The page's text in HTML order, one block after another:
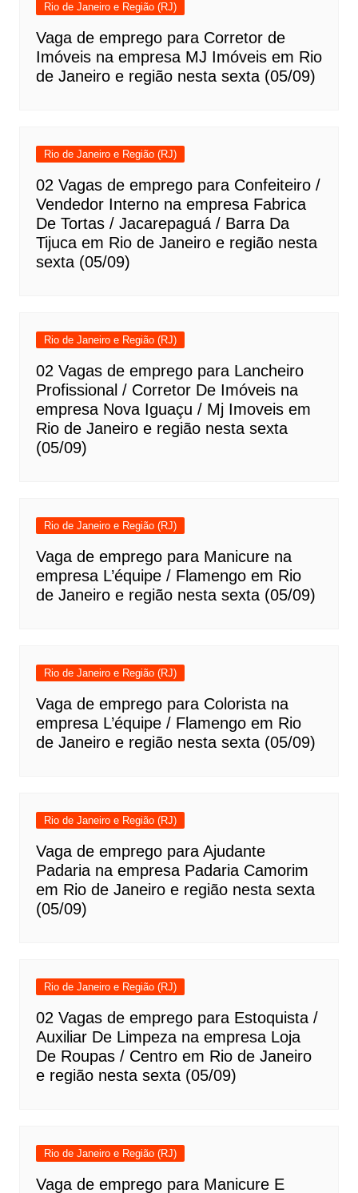
Rio de Janeiro e Região (RJ)
Vaga de emprego para Corretor de
Imóveis na empresa MJ Imóveis em Rio
de Janeiro e região nesta sexta (05/09)
Rio de Janeiro e Região (RJ)
02 Vagas de emprego para Confeiteiro /
Vendedor Interno na empresa Fabrica
De Tortas / Jacarepaguá / Barra Da
Tijuca em Rio de Janeiro e região nesta
sexta (05/09)
Rio de Janeiro e Região (RJ)
02 Vagas de emprego para Lancheiro
Profissional / Corretor De Imóveis na
empresa Nova Iguaçu / Mj Imoveis em
Rio de Janeiro e região nesta sexta
(05/09)
Rio de Janeiro e Região (RJ)
Vaga de emprego para Manicure na
empresa L’équipe / Flamengo em Rio
de Janeiro e região nesta sexta (05/09)
Rio de Janeiro e Região (RJ)
Vaga de emprego para Colorista na
empresa L’équipe / Flamengo em Rio
de Janeiro e região nesta sexta (05/09)
Rio de Janeiro e Região (RJ)
Vaga de emprego para Ajudante
Padaria na empresa Padaria Camorim
em Rio de Janeiro e região nesta sexta
(05/09)
Rio de Janeiro e Região (RJ)
02 Vagas de emprego para Estoquista /
Auxiliar De Limpeza na empresa Loja
De Roupas / Centro em Rio de Janeiro
e região nesta sexta (05/09)
Rio de Janeiro e Região (RJ)
Vaga de emprego para Manicure E